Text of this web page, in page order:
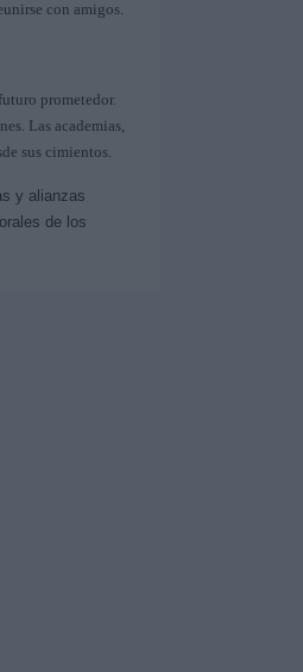
con amigos.
prometedor.
Las academias,
sus cimientos.
y alianzas
de los